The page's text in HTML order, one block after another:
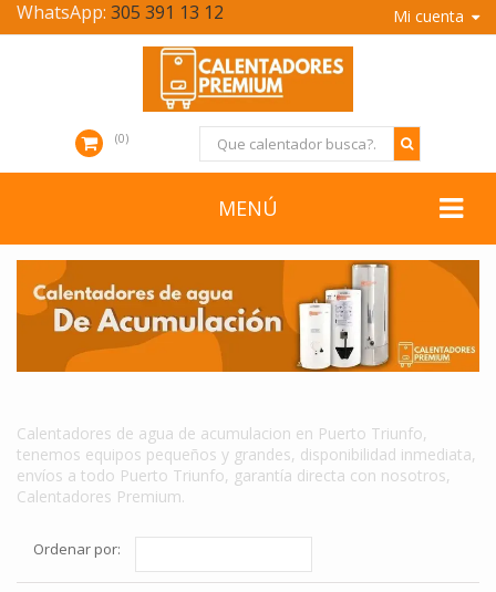
Mi cuenta
WhatsApp: 305 391 13 12
0
MENÚ
Calentadores de agua de acumulacion en Puerto Triunfo,
tenemos equipos pequeños y grandes, disponibilidad inmediata,
envíos a todo Puerto Triunfo, garantía directa con nosotros,
Calentadores Premium.
Ordenar por: